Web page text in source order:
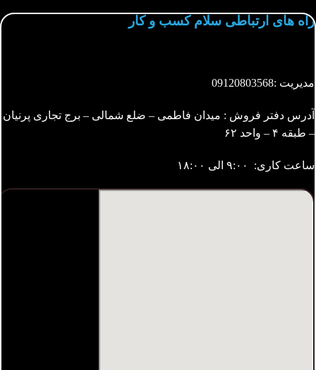
راه های ارتباطی سلام کسب و کار
مدیریت :09120803568
آدرس دفتر فروش : میدان فاطمی – ضلع شمالی – برج تجاری پرنیان
– طبقه ۴ – واحد ۶۲
ساعت کاری: ۹:۰۰ الی ۱۸:۰۰